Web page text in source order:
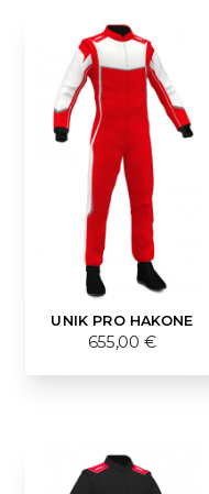
UNIK PRO HAKONE
655,00 €